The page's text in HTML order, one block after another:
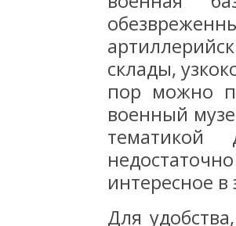
склады,
пор можно
военный
интересное в
Для